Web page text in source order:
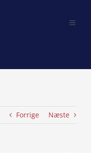
Forrige Næste